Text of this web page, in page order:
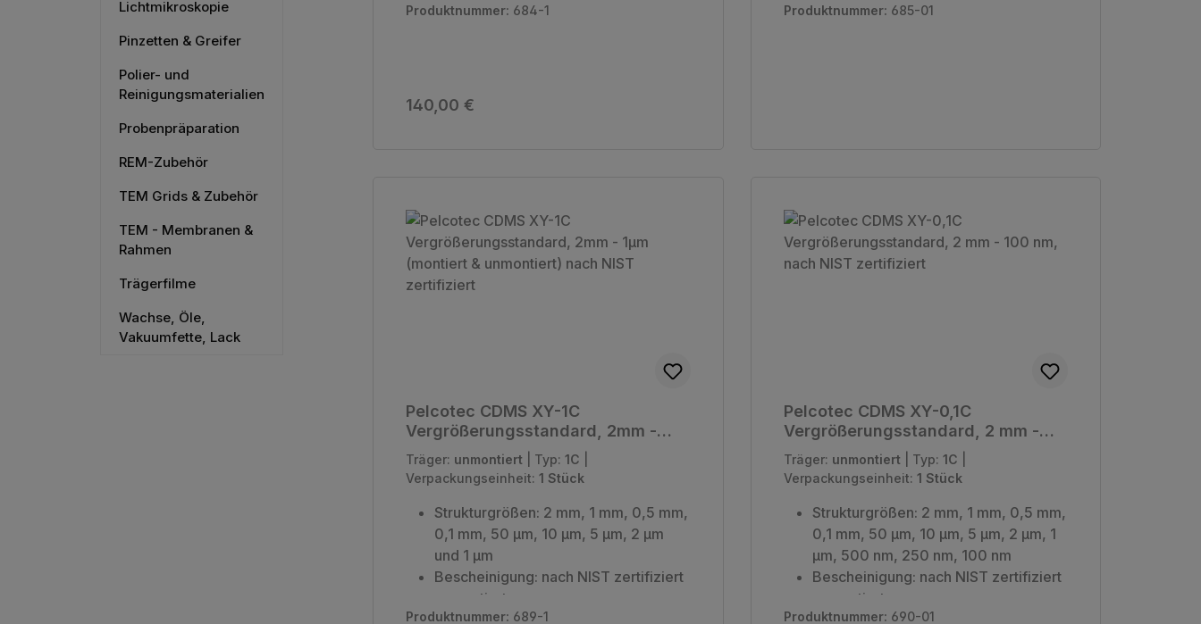
Lichtmikroskopie
Pinzetten & Greifer
Polier- und
Reinigungsmaterialien
Probenpräparation
REM-Zubehör
TEM Grids & Zubehör
TEM - Membranen &
Rahmen
Trägerfilme
Wachse, Öle,
Vakuumfette, Lack
Verpackungseinheit: 1 Stück
Produktnummer: 684-1
Regulärer Preis:
140,00 €
Verpackungseinheit: 1 Stück
Produktnummer: 685-01
Pelcotec CDMS XY-1C
Vergrößerungsstandard, 2mm -
1µm (montiert & unmontiert) nach
NIST zertifiziert
Träger: unmontiert Typ: 1C
Verpackungseinheit: 1 Stück
Strukturgrößen: 2 mm, 1 mm, 0,5 mm,
0,1 mm, 50 µm, 10 µm, 5 µm, 2 µm
und 1 µm
Bescheinigung: nach NIST zertifiziert
unmontiert
Verpackungseinheit: 1 Stück
Produktnummer: 689-1
Pelcotec CDMS XY-0,1C
Vergrößerungsstandard, 2 mm -
100 nm, nach NIST zertifiziert
Träger: unmontiert Typ: 1C
Verpackungseinheit: 1 Stück
Strukturgrößen: 2 mm, 1 mm, 0,5 mm,
0,1 mm, 50 µm, 10 µm, 5 µm, 2 µm, 1
µm, 500 nm, 250 nm, 100 nm
Bescheinigung: nach NIST zertifiziert
unmontiert
Verpackungseinheit: 1 Stück
Produktnummer: 690-01